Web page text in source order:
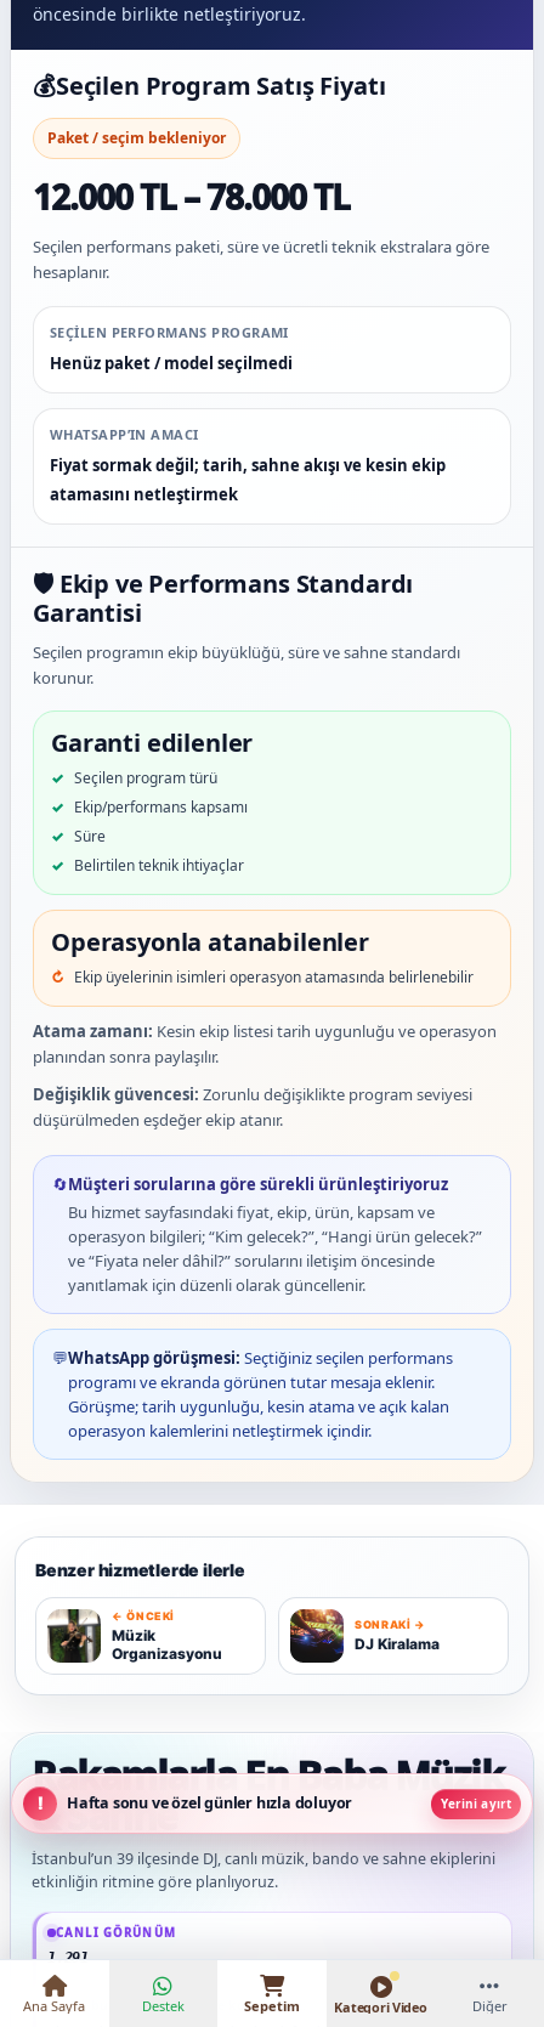
öncesinde birlikte netleştiriyoruz.
💰Seçilen Program Satış Fiyatı
Paket / seçim bekleniyor
12.000 TL – 78.000 TL
Seçilen performans paketi, süre ve ücretli teknik ekstralara göre
hesaplanır.
SEÇILEN PERFORMANS PROGRAMI
Henüz paket / model seçilmedi
WHATSAPP’IN AMACI
Fiyat sormak değil; tarih, sahne akışı ve kesin ekip
atamasını netleştirmek
🛡️ Ekip ve Performans Standardı
Garantisi
Seçilen programın ekip büyüklüğü, süre ve sahne standardı
korunur.
Garanti edilenler
Seçilen program türü
Ekip/performans kapsamı
Süre
Belirtilen teknik ihtiyaçlar
Operasyonla atanabilenler
Ekip üyelerinin isimleri operasyon atamasında belirlenebilir
Atama zamanı: Kesin ekip listesi tarih uygunluğu ve operasyon
planından sonra paylaşılır.
Değişiklik güvencesi: Zorunlu değişiklikte program seviyesi
düşürülmeden eşdeğer ekip atanır.
🔄Müşteri sorularına göre sürekli ürünleştiriyoruz
Bu hizmet sayfasındaki fiyat, ekip, ürün, kapsam ve
operasyon bilgileri; “Kim gelecek?”, “Hangi ürün gelecek?”
ve “Fiyata neler dâhil?” sorularını iletişim öncesinde
yanıtlamak için düzenli olarak güncellenir.
💬WhatsApp görüşmesi: Seçtiğiniz seçilen performans
programı ve ekranda görünen tutar mesaja eklenir.
Görüşme; tarih uygunluğu, kesin atama ve açık kalan
operasyon kalemlerini netleştirmek içindir.
Benzer hizmetlerde ilerle
M
← ÖNCEKI
Müzik
Organizasyonu
D SONRAKI →
DJ Kiralama
Rakamlarla En Baba Müzik
& Sahne
İstanbul’un 39 ilçesinde DJ, canlı müzik, bando ve sahne ekiplerini
etkinliğin ritmine göre planlıyoruz.
CANLI GÖRÜNÜM
91 platform genelinde onaylı
</> Siz burayı görürken bile kodluyoruz.
Güncel veriler: 1.291+ En Baba ağı hizmet deneyimi; 91 platform genelinde
₺12.000 – ₺78.000
Hafta sonu ve özel günler hızla doluyor Yerini ayırt
Ana Sayfa Destek Sepetim Kategori Video Diğer